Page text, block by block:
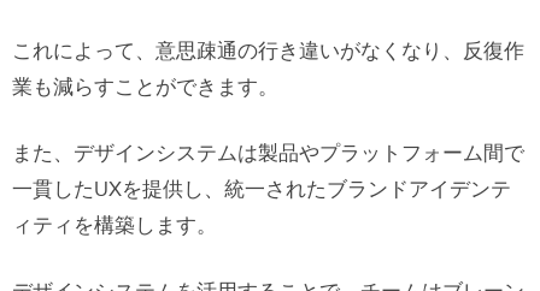
これによって、意思疎通の行き違いがなくなり、反復作
業も減らすことができます。
また、デザインシステムは製品やプラットフォーム間で
一貫したUXを提供し、統一されたブランドアイデンテ
ィティを構築します。